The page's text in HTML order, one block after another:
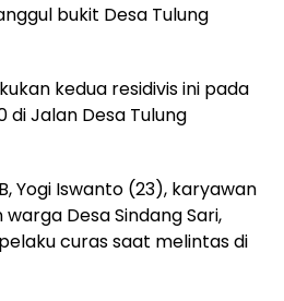
bukit Desa Tulung
kedua residivis ini pada
di Jalan Desa Tulung
Yogi Iswanto (23), karyawan
Desa Sindang Sari,
curas saat melintas di